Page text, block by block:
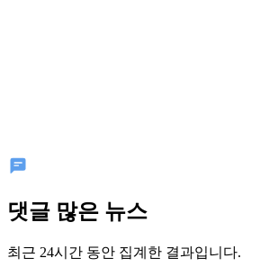
댓글 많은 뉴스
최근 24시간 동안 집계한 결과입니다.